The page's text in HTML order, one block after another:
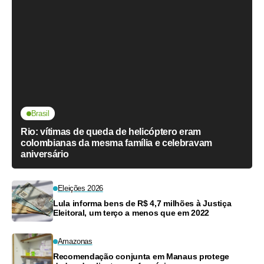
Brasil
Rio: vítimas de queda de helicóptero eram
colombianas da mesma família e celebravam
aniversário
Eleições 2026
Lula informa bens de R$ 4,7 milhões à Justiça
Eleitoral, um terço a menos que em 2022
Amazonas
Recomendação conjunta em Manaus protege